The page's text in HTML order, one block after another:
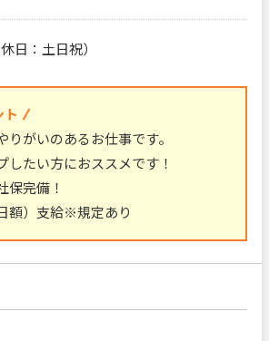
日：土日祝）
ト
がいのあるお仕事です。
たい方におススメです！
保完備！
額）支給※規定あり